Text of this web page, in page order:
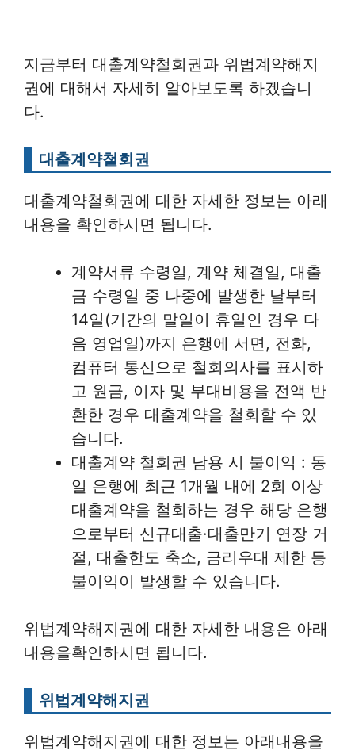
지금부터 대출계약철회권과 위법계약해지
권에 대해서 자세히 알아보도록 하겠습니
다.
대출계약철회권
대출계약철회권에 대한 자세한 정보는 아래
내용을 확인하시면 됩니다.
계약서류 수령일, 계약 체결일, 대출
금 수령일 중 나중에 발생한 날부터
14일(기간의 말일이 휴일인 경우 다
음 영업일)까지 은행에 서면, 전화,
컴퓨터 통신으로 철회의사를 표시하
고 원금, 이자 및 부대비용을 전액 반
환한 경우 대출계약을 철회할 수 있
습니다.
대출계약 철회권 남용 시 불이익 : 동
일 은행에 최근 1개월 내에 2회 이상
대출계약을 철회하는 경우 해당 은행
으로부터 신규대출·대출만기 연장 거
절, 대출한도 축소, 금리우대 제한 등
불이익이 발생할 수 있습니다.
위법계약해지권에 대한 자세한 내용은 아래
내용을확인하시면 됩니다.
위법계약해지권
위법계약해지권에 대한 정보는 아래내용을